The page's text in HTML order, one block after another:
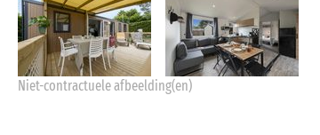
Niet-contractuele afbeelding(en)